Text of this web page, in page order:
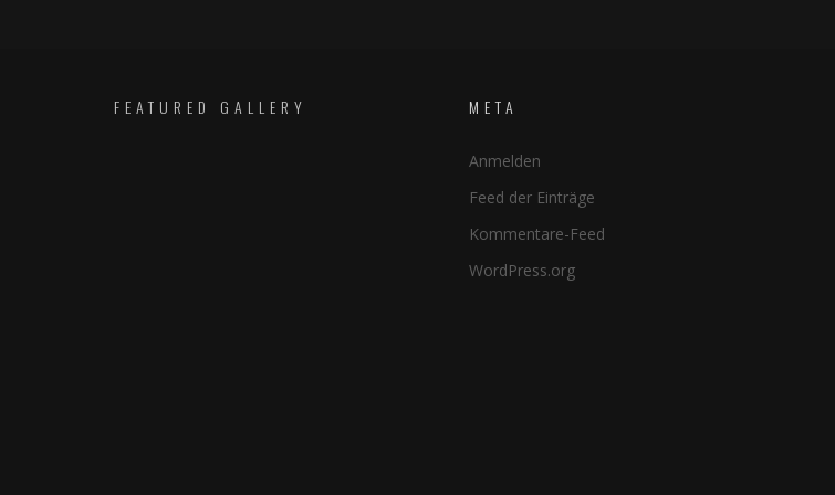
FEATURED GALLERY META
Anmelden
Feed der Einträge
Kommentare-Feed
WordPress.org